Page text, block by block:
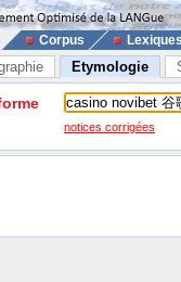
Corpus
Etymologie
notices corrigées